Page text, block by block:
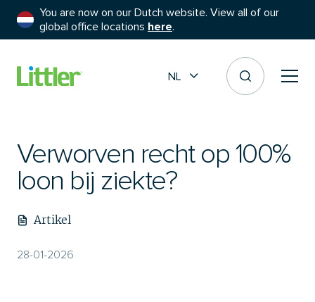
You are now on our Dutch website. View all of our
global office locations here.
NL
Verworven recht op 100%
loon bij ziekte?
Artikel
28-01-2026